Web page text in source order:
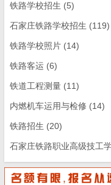
铁路学校招生 (5)
石家庄铁路学校招生 (119)
铁路学校照片 (14)
铁路客运 (6)
铁道工程测量 (11)
内燃机车运用与检修 (14)
铁路招生 (20)